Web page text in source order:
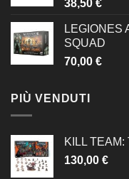
38,50 €
LEGIONES
SQUAD
70,00 €
PIÙ VENDUTI
KILL
130,00 €